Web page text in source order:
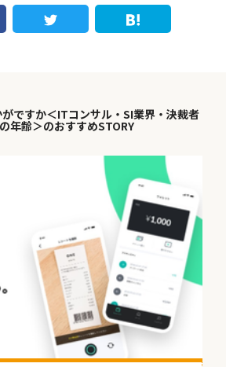
ですか＜ITコンサル・SI業界・決裁者
年齢＞のおすすめSTORY